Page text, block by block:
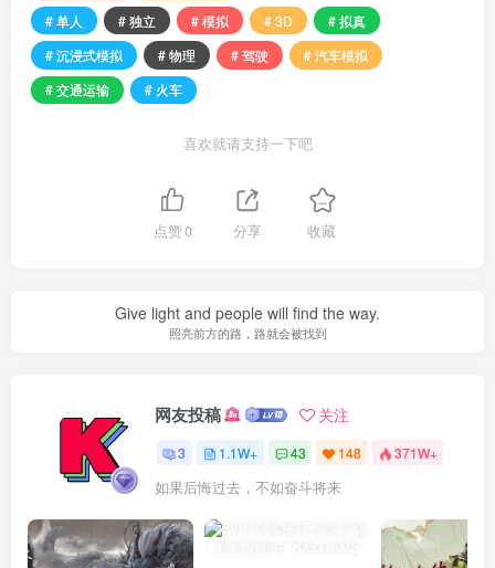
# 单人
# 独立 # 模拟 # 3D
# 拟真
# 沉浸式模拟
# 物理 # 驾驶
# 汽车模拟
# 交通运输
# 火车
喜欢就请支持一下吧
点赞0 分享 收藏
Give light and people will find the way.
照亮前方的路，路就会被找到
网友投稿 关注
3 1.1W+ 43 148 371W+
如果后悔过去，不如奋斗将来